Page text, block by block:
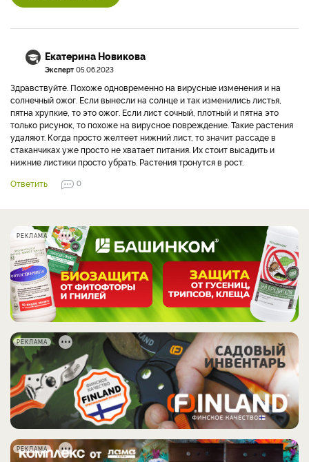
Екатерина Новикова
Эксперт 05.06.2023
Здравствуйте. Похоже одновременно на вирусные изменения и на
солнечный ожог. Если вынесли на солнце и так изменились листья,
пятна хрупкие, то это ожог. Если лист сочный, плотный и пятна это
только рисунок, то похоже на вирусное повреждение. Такие растения
удаляют. Когда просто желтеет нижний лист, то значит рассаде в
стаканчиках уже просто не хватает питания. Их стоит высадить и
нижние листики просто убрать. Растения тронутся в рост.
Ответить
0
РЕКЛАМА
РЕКЛАМА
РЕКЛАМА